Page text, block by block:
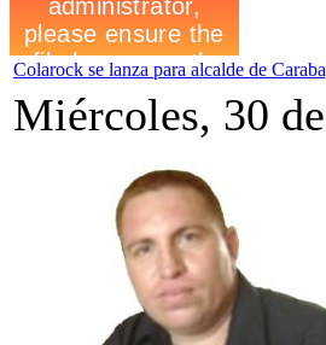
Colarock se lanza para alcalde de
Miércoles, 30